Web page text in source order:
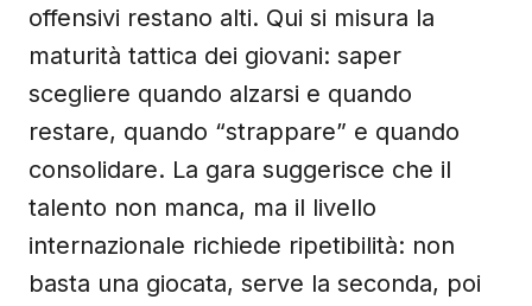
offensivi restano alti. Qui si misura la
maturità tattica dei giovani: saper
scegliere quando alzarsi e quando
restare, quando “strappare” e quando
consolidare. La gara suggerisce che il
talento non manca, ma il livello
internazionale richiede ripetibilità: non
basta una giocata, serve la seconda, poi